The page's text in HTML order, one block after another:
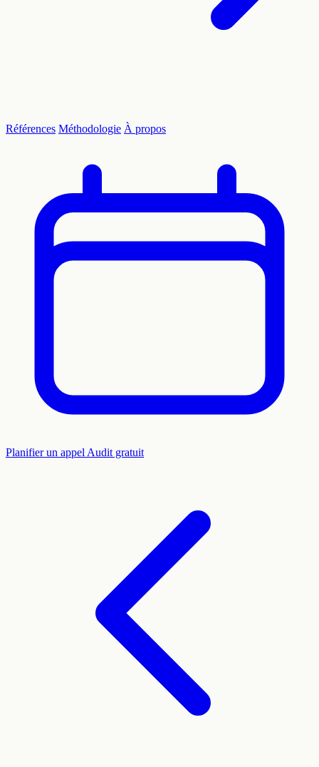
Références Méthodologie À propos
Planifier un appel Audit gratuit